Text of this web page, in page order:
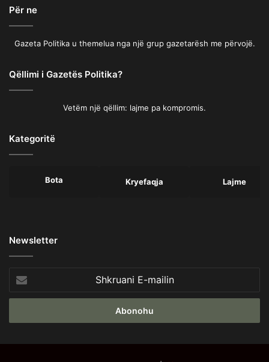
Për ne
Gazeta Politika u themelua nga një grup gazetarësh me përvojë.
Qëllimi i Gazetës Politika?
Vetëm një qëllim: lajme pa kompromis.
Kategoritë
Bota Kryefaqja Lajme
Newsletter
E-
mailin